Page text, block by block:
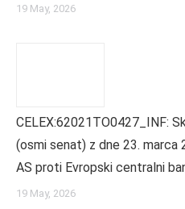
19 May, 2026
CELEX:62021TO0427_INF:
(osmi senat) z dne 23.
AS proti Evropski centralni
19 May, 2026